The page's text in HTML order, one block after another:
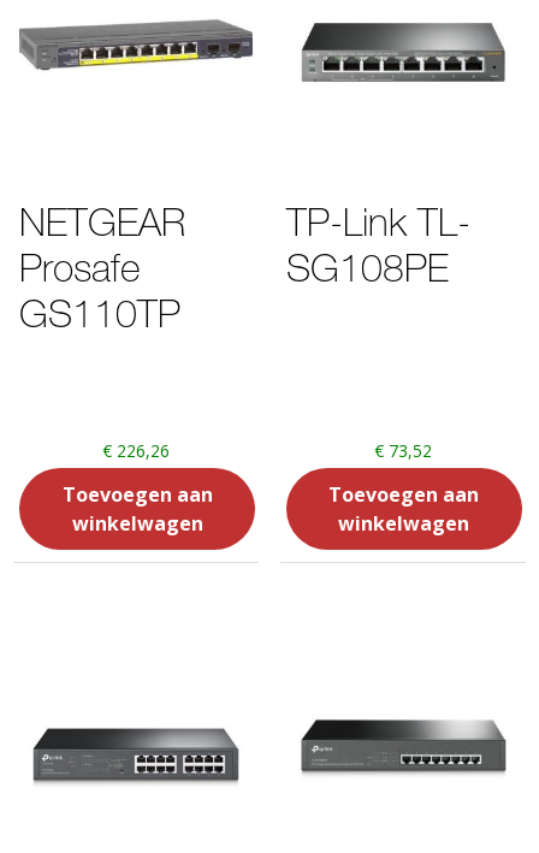
NETGEAR
Prosafe
GS110TP
€ 226,26
Toevoegen aan
winkelwagen
TP-Link TL-
SG108PE
€73,52
Toevoegen aan
winkelwagen